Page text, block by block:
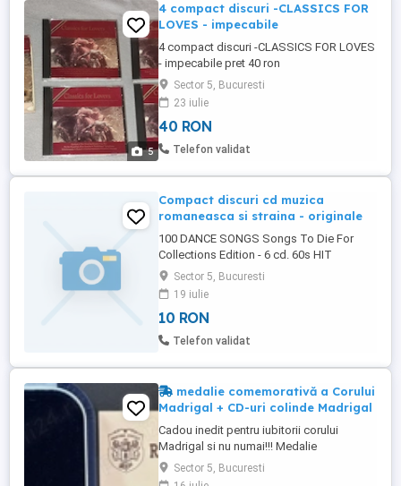
5
4 compact discuri -CLASSICS FOR
LOVES - impecabile
4 compact discuri -CLASSICS FOR LOVES
- impecabile pret 40 ron
Sector 5, Bucuresti
23 iulie
40 RON
Telefon validat
Compact discuri cd muzica
romaneasca si straina - originale
100 DANCE SONGS Songs To Die For
Collections Edition - 6 cd. 60s HIT
DIAMONDS 3 cd. 80s LOVE The Ultimate
Collection 3 cd. ANDREA CHENIER -
LUCIANO PAVAROTTI * Caballe - Nucci -
Chailly - 3 cd. ANTONIO VIVALDI * The
Royal Philarmonic Orchestra
TATUM * Get Happy BILLY ...
Sector 5, Bucuresti
19 iulie
10 RON
Telefon validat
medalie comemorativă a Corului
Madrigal + CD-uri colinde Madrigal
Cadou inedit pentru iubitorii corului
Madrigal si nu numai!!! Medalie
comemorativă a Corului Național de
Cameră Madrigal, emisă pentru a marca
Sector 5, Bucuresti